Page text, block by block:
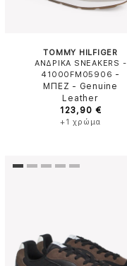
TOMMY HILFIGER
ΑΝΔΡΙΚΑ SNEAKERS -
41000FM05906 -
ΜΠΕΖ - Genuine
Leather
123,90 €
+1 χρώμα